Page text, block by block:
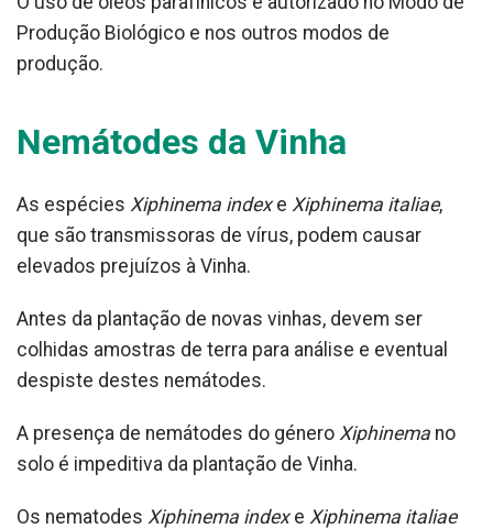
Produção Biológico e nos outros modos de
produção.
Nemátodes da Vinha
As espécies Xiphinema indexe Xiphinema italiae,
que são transmissoras de vírus, podem causar
elevados prejuízos à Vinha.
Antes da plantação de novas vinhas, devem ser
colhidas amostras de terra para análise e eventual
despiste destes nemátodes.
A presença de nemátodes do género Xiphinema no
solo é impeditiva da plantação de Vinha.
Os nematodes Xiphinema indexe Xiphinema italiae